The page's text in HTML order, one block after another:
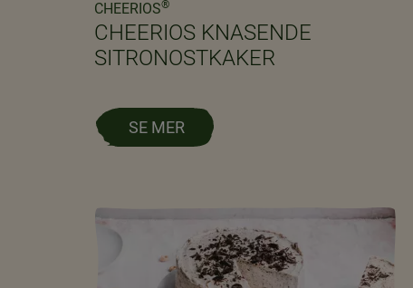
CHEERIOS®
CHEERIOS KNASENDE
SITRONOSTKAKER
SE MER